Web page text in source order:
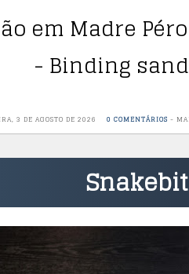
em Madre
- Binding
3 DE AGOSTO DE 2026 0 COMENTÁRIOS -